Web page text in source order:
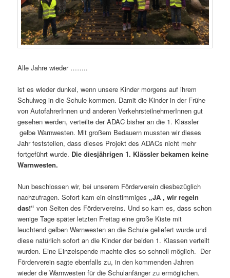
Alle Jahre wieder ……..
ist es wieder dunkel, wenn unsere Kinder morgens auf ihrem
Schulweg in die Schule kommen. Damit die Kinder in der Frühe
von AutofahrerInnen und anderen VerkehrsteilnehmerInnen gut
gesehen werden, verteilte der ADAC bisher an die 1. Klässler
gelbe Warnwesten. Mit großem Bedauern mussten wir dieses
Jahr feststellen, dass dieses Projekt des ADACs nicht mehr
fortgeführt wurde. Die diesjährigen 1. Klässler bekamen keine
Warnwesten.
Nun beschlossen wir, bei unserem Förderverein diesbezüglich
nachzufragen. Sofort kam ein einstimmiges „JA , wir regeln
das!“ von Seiten des Fördervereins. Und so kam es, dass schon
wenige Tage später letzten Freitag eine große Kiste mit
leuchtend gelben Warnwesten an die Schule geliefert wurde und
diese natürlich sofort an die Kinder der beiden 1. Klassen verteilt
wurden. Eine Einzelspende machte dies so schnell möglich. Der
Förderverein sagte ebenfalls zu, in den kommenden Jahren
wieder die Warnwesten für die Schulanfänger zu ermöglichen.